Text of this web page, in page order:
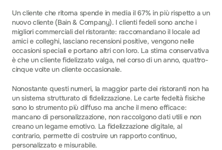
Un cliente che ritorna spende in media il 67% in più rispetto a un
nuovo cliente (Bain & Company). I clienti fedeli sono anche i
migliori commerciali del ristorante: raccomandano il locale ad
amici e colleghi, lasciano recensioni positive, vengono nelle
occasioni speciali e portano altri con loro. La stima conservativa
è che un cliente fidelizzato valga, nel corso di un anno, quattro-
cinque volte un cliente occasionale.
Nonostante questi numeri, la maggior parte dei ristoranti non ha
un sistema strutturato di fidelizzazione. Le carte fedeltà fisiche
sono lo strumento più diffuso ma anche il meno efficace:
mancano di personalizzazione, non raccolgono dati utili e non
creano un legame emotivo. La fidelizzazione digitale, al
contrario, permette di costruire un rapporto continuo,
personalizzato e misurabile.